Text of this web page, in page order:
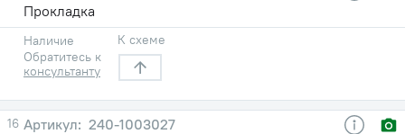
Прокладка
Наличие
Обратитесь к
консультанту
К схеме
16
240-1003027